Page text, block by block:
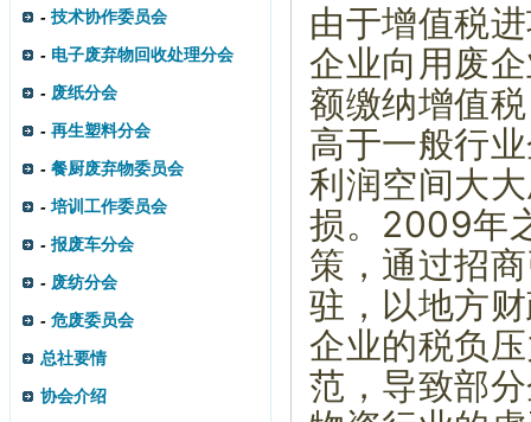
- 技术协作委员会
- 电子废弃物回收处理分会
- 废纸分会
- 再生塑料分会
- 餐厨废弃物委员会
-培训工作委员会
- 报废车分会
- 废纺分会
- 危废委员会
总社要情
协会介绍
由于增值税
企业向用废
额缴纳增值
高于一般行
利润空间大
损。2009年
策，通过招
驻，以地方
企业的税负
范，导致部